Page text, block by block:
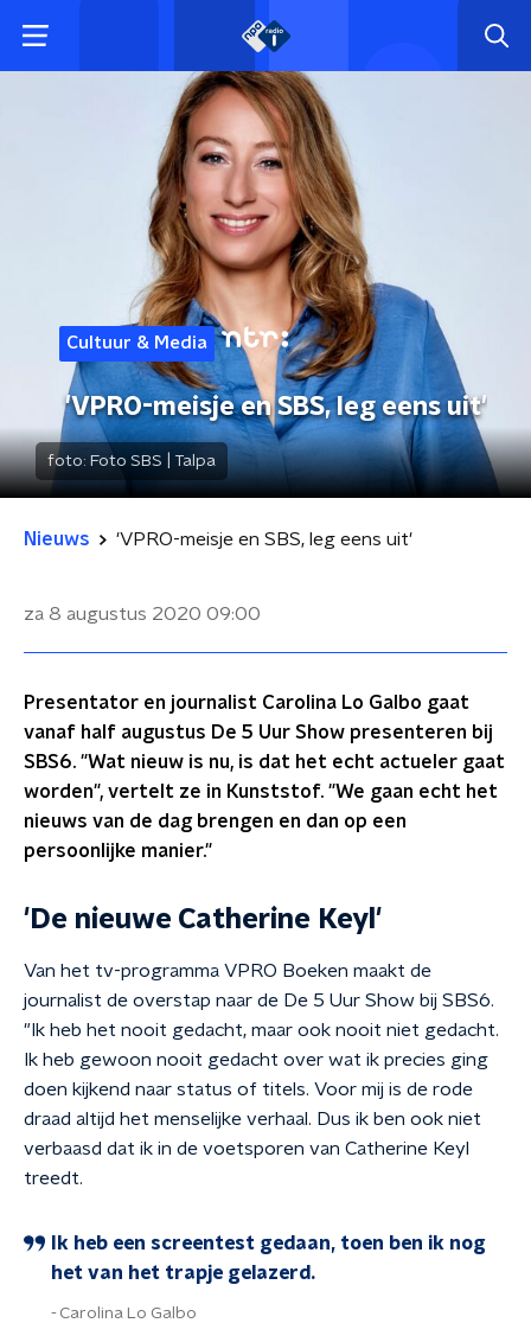
Cultuur & Media
'VPRO-meisje en SBS, leg eens uit'
foto: Foto SBS | Talpa
Nieuws 'VPRO-meisje en SBS, leg eens uit'
za 8 augustus 2020 09:00
Presentator en journalist Carolina Lo Galbo gaat
vanaf half augustus De 5 Uur Show presenteren bij
SBS6. "Wat nieuw is nu, is dat het echt actueler gaat
worden", vertelt ze in Kunststof. "We gaan echt het
nieuws van de dag brengen en dan op een
persoonlijke manier."
'De nieuwe Catherine Keyl'
Van het tv-programma VPRO Boeken maakt de
journalist de overstap naar de De 5 Uur Show bij SBS6.
"Ik heb het nooit gedacht, maar ook nooit niet gedacht.
Ik heb gewoon nooit gedacht over wat ik precies ging
doen kijkend naar status of titels. Voor mij is de rode
draad altijd het menselijke verhaal. Dus ik ben ook niet
verbaasd dat ik in de voetsporen van Catherine Keyl
treedt.
Ik heb een screentest gedaan, toen ben ik nog
het van het trapje gelazerd.
Carolina Lo Galbo